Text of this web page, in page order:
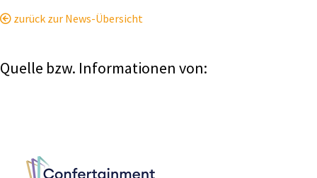
zurück zur News-Übersicht
Quelle bzw. Informationen von: